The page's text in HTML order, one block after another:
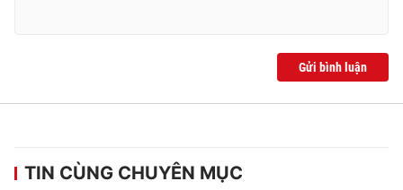
Gửi bình luận
TIN CÙNG CHUYÊN MỤC